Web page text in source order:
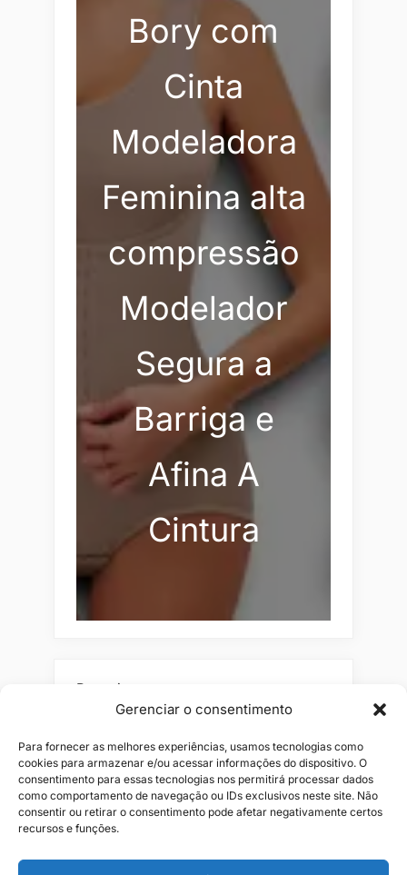
Gerenciar o consentimento
Para fornecer as melhores experiências, usamos tecnologias como
cookies para armazenar e/ou acessar informações do dispositivo. O
consentimento para essas tecnologias nos permitirá processar dados
como comportamento de navegação ou IDs exclusivos neste site. Não
consentir ou retirar o consentimento pode afetar negativamente certos
recursos e funções.
Bory com
Cinta
Modeladora
Feminina alta
compressão
Modelador
Segura a
Barriga e
Afina A
Cintura
Pesquisar